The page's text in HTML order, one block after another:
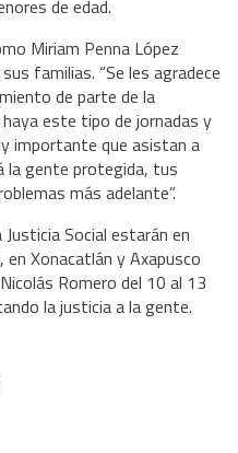
de edad.
Miriam Penna López
familias. “Se les agradece
de parte de la
este tipo de jornadas y
importante que asistan a
gente protegida, tus
más adelante”.
Social estarán en
Xonacatlán y Axapusco
Romero del 10 al 13
la justicia a la gente.